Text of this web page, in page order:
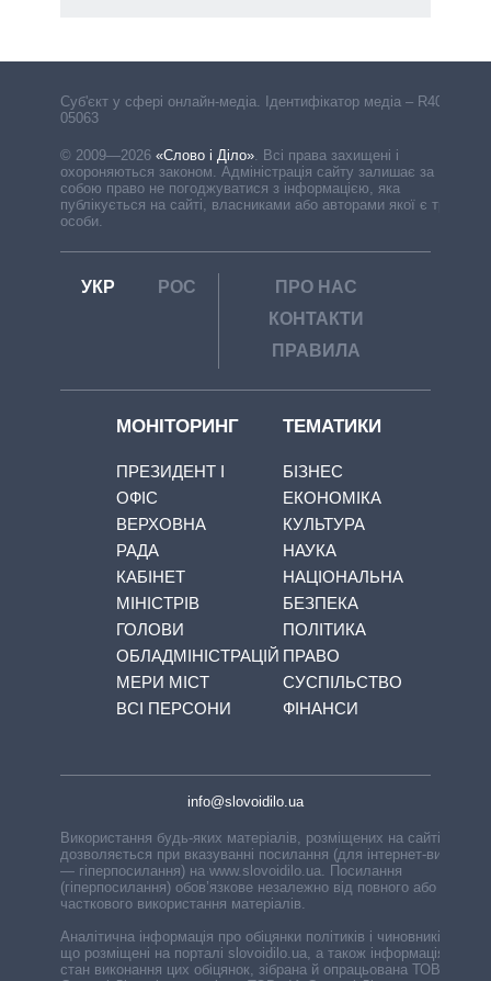
Cуб'єкт у сфері онлайн-медіа. Ідентифікатор медіа – R40-
05063
© 2009—2026 «Слово і Діло». Всі права захищені і
охороняються законом. Адміністрація сайту залишає за
собою право не погоджуватися з інформацією, яка
публікується на сайті, власниками або авторами якої є треті
особи.
УКР РОС
ПРО НАС
КОНТАКТИ
ПРАВИЛА
МОНІТОРИНГ
ПРЕЗИДЕНТ І
ОФІС
ВЕРХОВНА
РАДА
КАБІНЕТ
МІНІСТРІВ
ГОЛОВИ
ОБЛАДМІНІСТРАЦІЙ
МЕРИ МІСТ
ВСІ ПЕРСОНИ
ТЕМАТИКИ
БІЗНЕС
ЕКОНОМІКА
КУЛЬТУРА
НАУКА
НАЦІОНАЛЬНА
БЕЗПЕКА
ПОЛІТИКА
ПРАВО
СУСПІЛЬСТВО
ФІНАНСИ
info@slovoidilo.ua
Використання будь-яких матеріалів, розміщених на сайті,
дозволяється при вказуванні посилання (для інтернет-видань
— гіперпосилання) на www.slovoidilo.ua. Посилання
(гіперпосилання) обов’язкове незалежно від повного або
часткового використання матеріалів.
Аналітична інформація про обіцянки політиків і чиновників,
що розміщені на порталі slovoidilo.ua, а також інформація про
стан виконання цих обіцянок, зібрана й опрацьована ТОВ «ІА